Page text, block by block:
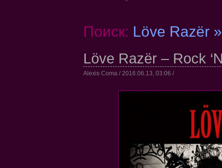
Поиск: Löve Razër »
Löve Razër – Rock
Alexis Coma / 2016.06.13, 03:06 /